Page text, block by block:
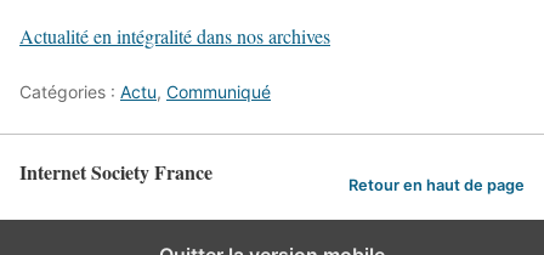
Actualité en intégralité dans nos archives
Catégories : Actu, Communiqué
Internet Society France Retour en haut de page